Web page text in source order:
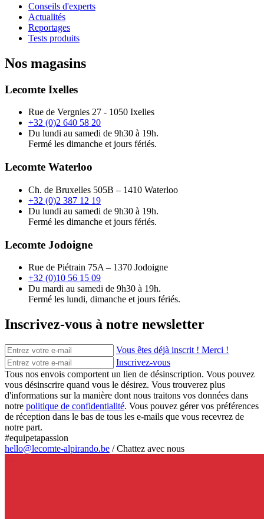
Conseils d'experts
Actualités
Reportages
Tests produits
Nos magasins
Lecomte Ixelles
Rue de Vergnies 27 - 1050 Ixelles
+32 (0)2 640 58 20
Du lundi au samedi de 9h30 à 19h.
Fermé les dimanche et jours fériés.
Lecomte Waterloo
Ch. de Bruxelles 505B – 1410 Waterloo
+32 (0)2 387 12 19
Du lundi au samedi de 9h30 à 19h.
Fermé les dimanche et jours fériés.
Lecomte Jodoigne
Rue de Piétrain 75A – 1370 Jodoigne
+32 (0)10 56 15 09
Du mardi au samedi de 9h30 à 19h.
Fermé les lundi, dimanche et jours fériés.
Inscrivez-vous à notre newsletter
Vous êtes déjà inscrit ! Merci !
Inscrivez-vous
Tous nos envois comportent un lien de désinscription. Vous pouvez
vous désinscrire quand vous le désirez. Vous trouverez plus
d'informations sur la manière dont nous traitons vos données dans
notre politique de confidentialité. Vous pouvez gérer vos préférences
de réception dans le bas de tous les e-mails que vous recevrez de
notre part.
#equipetapassion
hello@lecomte-alpirando.be /Chattez avec nous